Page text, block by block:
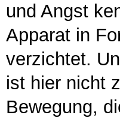
und Angst
Apparat in
verzichtet.
ist hier nicht
Bewegung,